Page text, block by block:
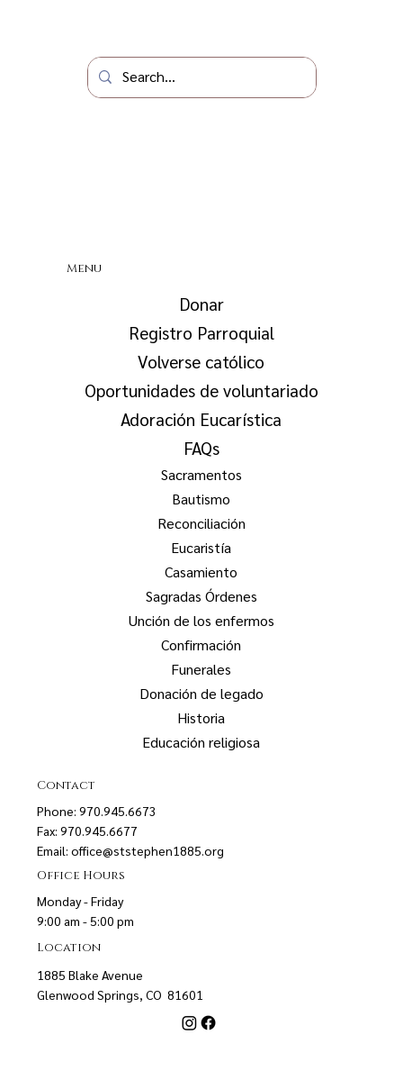
Menu
Donar
Registro Parroquial
Volverse católico
Oportunidades de voluntariado
Adoración Eucarística
FAQs
Sacramentos
Bautismo
Reconciliación
Eucaristía
Casamiento
Sagradas Órdenes
Unción de los enfermos
Confirmación
Funerales
Donación de legado
Historia
Educación religiosa
Contact
Phone: 970.945.6673
Fax: 970.945.6677
Email:office@ststephen1885.org
Office Hours
Monday - Friday
9:00 am - 5:00 pm
Location
1885 Blake Avenue
Glenwood Springs, CO 81601